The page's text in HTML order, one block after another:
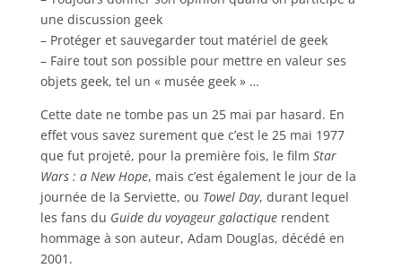
une discussion geek
– Protéger et sauvegarder tout matériel de geek
– Faire tout son possible pour mettre en valeur ses
objets geek, tel un « musée geek » …
Cette date ne tombe pas un 25 mai par hasard. En
effet vous savez surement que c’est le 25 mai 1977
que fut projeté, pour la première fois, le film Star
Wars : a New Hope, mais c’est également le jour de la
journée de la Serviette, ou Towel Day, durant lequel
les fans du Guide du voyageur galactiquerendent
hommage à son auteur, Adam Douglas, décédé en
2001.